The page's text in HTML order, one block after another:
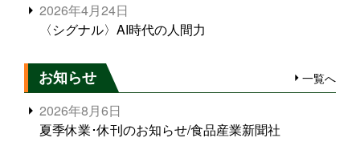
2026年4月24日
〈シグナル〉AI時代の人間力
お知らせ 一覧へ
2026年8月6日
夏季休業･休刊のお知らせ/食品産業新聞社